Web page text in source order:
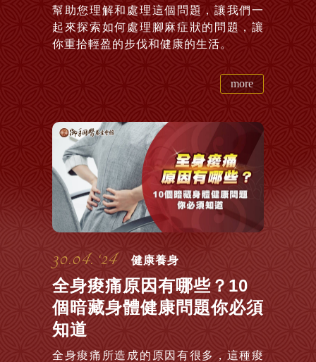
幫助您理解和處理這個問題，讓我們一
起來探索如何處理腳麻症狀的問題，讓
你重拾輕盈的步伐和健康的生活。
more
30.04. ‘24 健康養身
全身痠痛原因有哪些？10
個暗藏身體健康問題你必須
知道
全身痠痛所造成的原因有很多，這種痠